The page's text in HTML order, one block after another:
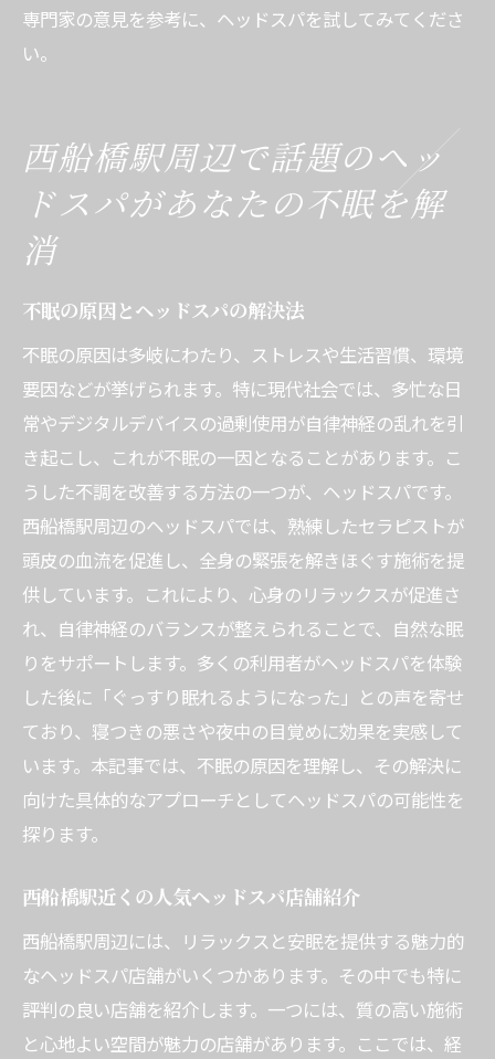
専門家の意見を参考に、ヘッドスパを試してみてくださ
い。
西船橋駅周辺で話題のヘッ
ドスパがあなたの不眠を解
消
不眠の原因とヘッドスパの解決法
不眠の原因は多岐にわたり、ストレスや生活習慣、環境
要因などが挙げられます。特に現代社会では、多忙な日
常やデジタルデバイスの過剰使用が自律神経の乱れを引
き起こし、これが不眠の一因となることがあります。こ
うした不調を改善する方法の一つが、ヘッドスパです。
西船橋駅周辺のヘッドスパでは、熟練したセラピストが
頭皮の血流を促進し、全身の緊張を解きほぐす施術を提
供しています。これにより、心身のリラックスが促進さ
れ、自律神経のバランスが整えられることで、自然な眠
りをサポートします。多くの利用者がヘッドスパを体験
した後に「ぐっすり眠れるようになった」との声を寄せ
ており、寝つきの悪さや夜中の目覚めに効果を実感して
います。本記事では、不眠の原因を理解し、その解決に
向けた具体的なアプローチとしてヘッドスパの可能性を
探ります。
西船橋駅近くの人気ヘッドスパ店舗紹介
西船橋駅周辺には、リラックスと安眠を提供する魅力的
なヘッドスパ店舗がいくつかあります。その中でも特に
評判の良い店舗を紹介します。一つには、質の高い施術
と心地よい空間が魅力の店舗があります。ここでは、経